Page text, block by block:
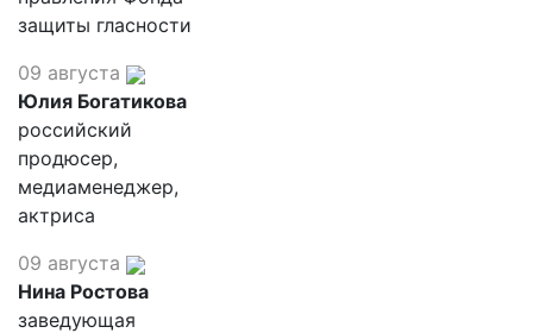
защиты гласности
09 августа
Юлия Богатикова
российский
продюсер,
медиаменеджер,
актриса
09 августа
Нина Ростова
заведующая